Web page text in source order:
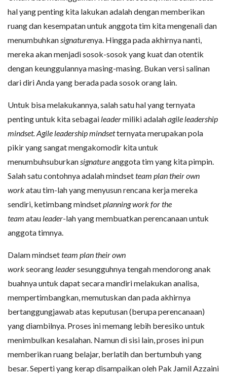
hal yang penting kita lakukan adalah dengan memberikan
ruang dan kesempatan untuk anggota tim kita mengenali dan
menumbuhkansignaturenya. Hingga pada akhirnya nanti,
mereka akan menjadi sosok-sosok yang kuat dan otentik
dengan keunggulannya masing-masing. Bukan versi salinan
dari diri Anda yang berada pada sosok orang lain.
Untuk bisa melakukannya, salah satu hal yang ternyata
penting untuk kita sebagai leadermiliki adalahagile leadership
mindset. Agile leadership mindsetternyata merupakan pola
pikir yang sangat mengakomodir kita untuk
menumbuhsuburkansignatureanggota tim yang kita pimpin.
Salah satu contohnya adalah mindsetteam plan their own
workatau tim-lah yang menyusun rencana kerja mereka
sendiri, ketimbang mindsetplanning work for the
team atau leader-lah yang membuatkan perencanaan untuk
anggota timnya.
Dalam mindsetteam plan their own
workseorang leadersesungguhnya tengah mendorong anak
buahnya untuk dapat secara mandiri melakukan analisa,
mempertimbangkan, memutuskan dan pada akhirnya
bertanggungjawab atas keputusan (berupa perencanaan)
yang diambilnya. Proses ini memang lebih beresiko untuk
menimbulkan kesalahan. Namun di sisi lain, proses ini pun
memberikan ruang belajar, berlatih dan bertumbuh yang
besar. Seperti yang kerap disampaikan oleh Pak Jamil Azzaini